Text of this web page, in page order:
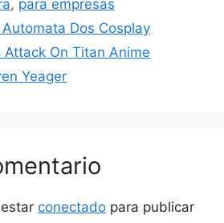
, para empresas
Dos Cosplay
Attack On Titan Anime
Yeager
conectado para publicar